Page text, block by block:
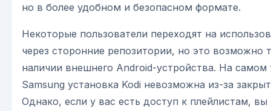
но в более удобном и безопасном формате.
Некоторые пользователи переходят на
через сторонние репозитории, но это возможно
наличии внешнего Android-устройства. На самом
Samsung установка Kodi невозможна из-за
Однако, если у вас есть доступ к плейлистам,